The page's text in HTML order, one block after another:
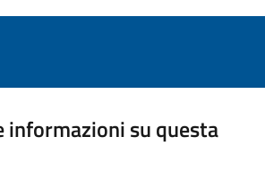
informazioni su questa